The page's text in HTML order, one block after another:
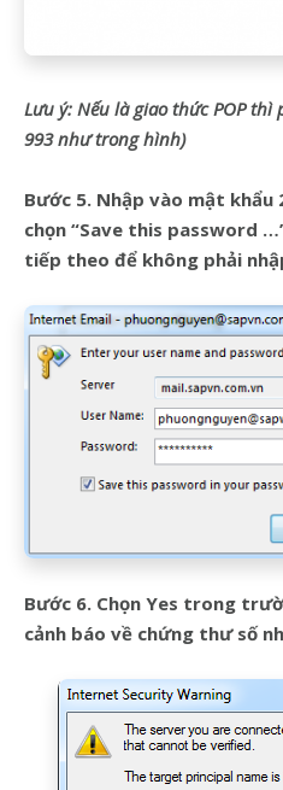
Lưu ý: Nếu là giao thức POP thì
993 như trong hình)
Bước 5. Nhập vào mật khẩu
chọn “Save this password
tiếp theo để không phải
Bước 6. Chọn Yes trong
cảnh báo về chứng thư số